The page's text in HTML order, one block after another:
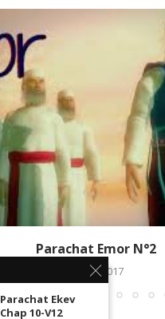
Parachat Emor N°2
12 mai 2017
Parachat Ekev
Chap 10-V12